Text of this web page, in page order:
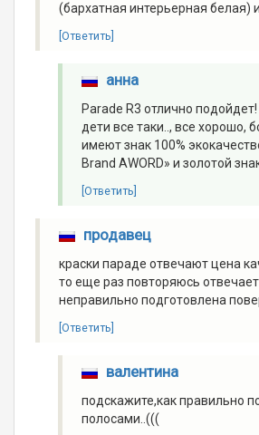
(бархатная интерьерная белая)
[Ответить]
анна
Parade R3 отлично
дети все таки.., все хорошо,
имеют знак 100%
Brand AWORD» и золотой
[Ответить]
продавец
краски параде отвечают цена
то еще раз повторяюсь
неправильно подготовлена
[Ответить]
валентина
подскажите,как правильно
полосами..(((